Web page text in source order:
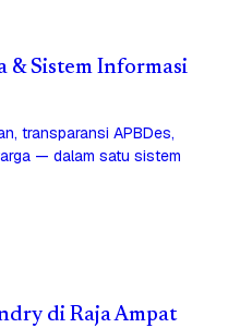
& Sistem Informasi
transparansi APBDes,
— dalam satu sistem
di Raja Ampat